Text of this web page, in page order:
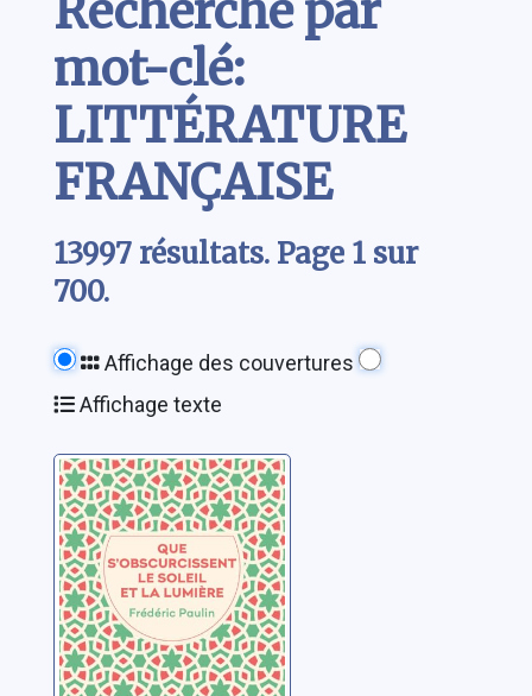
mot-clé:
LITTÉRATURE
FRANÇAISE
13997 résultats. Page 1 sur
700.
Affichage des couvertures
Affichage texte
Que
s'obscurcissent
le soleil et la
lumière: [Trilogie
libanaise, 3]
Paulin, Frédéric